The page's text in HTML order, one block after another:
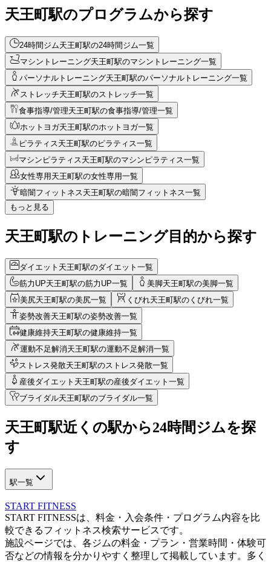
天王町駅のプログラムから探す
24時間ジム天王町駅の24時間ジム一覧
マシントレーニング天王町駅のマシントレーニング一覧
パーソナルトレーニング天王町駅のパーソナルトレーニング一覧
ストレッチ天王町駅のストレッチ一覧
食事指導/管理天王町駅の食事指導/管理一覧
ホットヨガ天王町駅のホットヨガ一覧
ピラティス天王町駅のピラティス一覧
マシンピラティス天王町駅のマシンピラティス一覧
女性専用 天王町駅の女性専用一覧
暗闇フィットネス天王町駅の暗闇フィットネス一覧
もっと見る
天王町駅のトレーニング目的から探す
ダイエット 天王町駅のダイエット一覧
筋力UP天王町駅の筋力UP一覧 美脚天王町駅の美脚一覧
美尻天王町駅の美尻一覧 くびれ天王町駅のくびれ一覧
姿勢改善天王町駅の姿勢改善一覧
健康維持天王町駅の健康維持一覧
運動不足解消天王町駅の運動不足解消一覧
ストレス発散天王町駅のストレス発散一覧
産後ダイエット 天王町駅の産後ダイエット一覧
ブライダル天王町駅のブライダル一覧
天王町駅近く の駅から24時間ジムを探
す
駅一覧
START FITNESS
START FITNESSは、料金・入会条件・プログラム内容を比
較できるフィットネス検索サービスです。
施設ページでは、各ジムの料金・プラン・営業時間・体験可
否などの情報を分かりやすく整理して掲載しています。多く